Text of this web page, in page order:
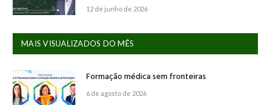
12 de junho de 2026
MAIS VISUALIZADOS DO MÊS
Formação médica sem fronteiras
6 de agosto de 2026